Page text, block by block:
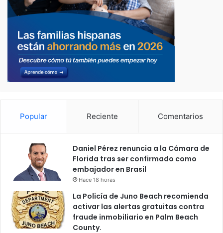
Popular Reciente Comentarios
Daniel Pérez renuncia a la Cámara de
Florida tras ser confirmado como
embajador en Brasil
Hace 18 horas
La Policía de Juno Beach recomienda
activar las alertas gratuitas contra
fraude inmobiliario en Palm Beach
County.